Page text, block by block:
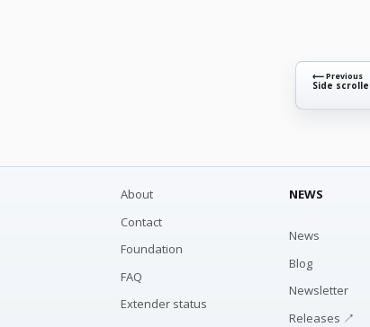
⟵ Previous
Side
About
Contact
Foundation
FAQ
Extender status
NEWS
News
Blog
Newsletter
Releases ↗